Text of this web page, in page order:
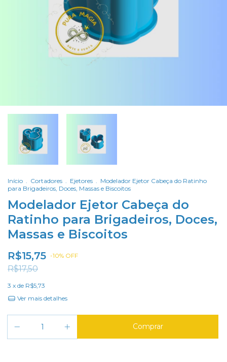
Início . Cortadores . Ejetores . Modelador Ejetor Cabeça do Ratinho
para Brigadeiros, Doces, Massas e Biscoitos
Modelador Ejetor Cabeça do
Ratinho para Brigadeiros, Doces,
Massas e Biscoitos
R$15,75 -10% OFF
R$17,50
3 x de R$5,73
Ver mais detalhes